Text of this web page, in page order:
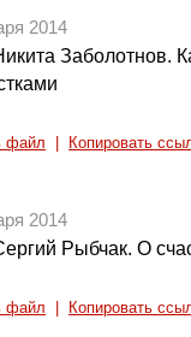
2014
Заболотнов.
файл Копировать
2014
Рыбчак. О
файл Копировать